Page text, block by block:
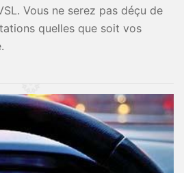
Vous ne serez pas déçu de
quelles que soit vos